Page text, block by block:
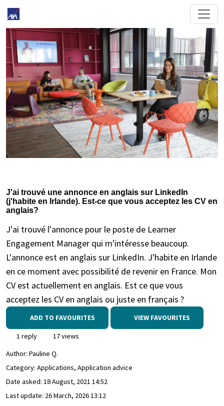
J'ai trouvé une annonce en anglais sur LinkedIn
(j'habite en Irlande). Est-ce que vous acceptez les CV en
anglais?
J'ai trouvé l'annonce pour le poste de Learner
Engagement Manager qui m'intéresse beaucoup.
L'annonce est en anglais sur LinkedIn. J'habite en Irlande
en ce moment avec possibilité de revenir en France. Mon
CV est actuellement en anglais. Est ce que vous
acceptez les CV en anglais ou juste en français ?
ADD TO FAVOURITES VIEW FAVOURITES
1 reply
17 views
Author: Pauline Q.
Category: Applications, Application advice
Date asked: 18 August, 2021 14:52
Last update: 26 March, 2026 13:12